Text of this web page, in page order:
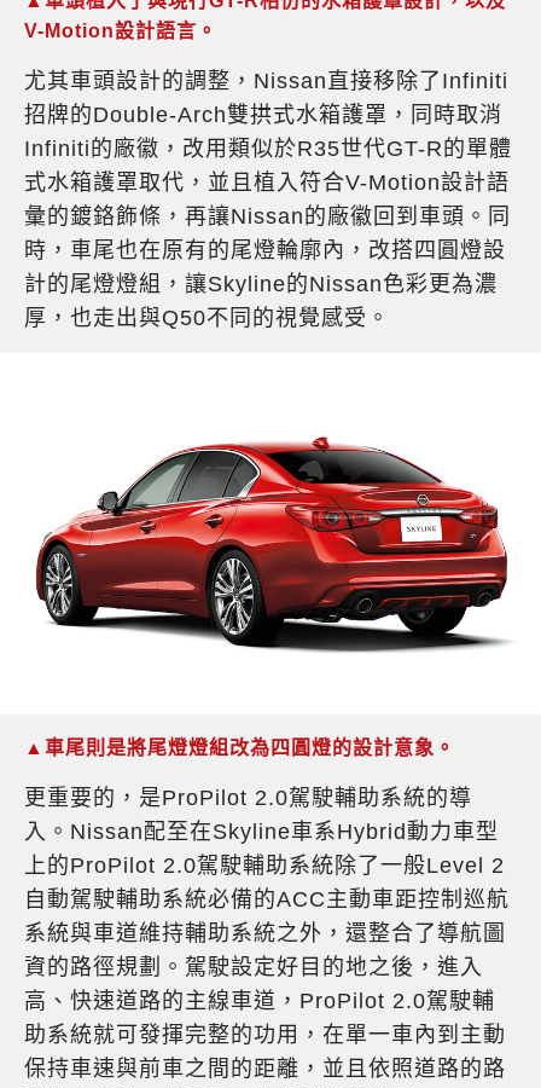
V-Motion設計語言。
尤其車頭設計的調整，Nissan直接移除了Infiniti
招牌的Double-Arch雙拱式水箱護罩，同時取消
Infiniti的廠徽，改用類似於R35世代GT-R的單體
式水箱護罩取代，並且植入符合V-Motion設計語
彙的鍍鉻飾條，再讓Nissan的廠徽回到車頭。同
時，車尾也在原有的尾燈輪廓內，改搭四圓燈設
計的尾燈燈組，讓Skyline的Nissan色彩更為濃
厚，也走出與Q50不同的視覺感受。
▲車尾則是將尾燈燈組改為四圓燈的設計意象。
更重要的，是ProPilot 2.0駕駛輔助系統的導
入。Nissan配至在Skyline車系Hybrid動力車型
上的ProPilot 2.0駕駛輔助系統除了一般Level 2
自動駕駛輔助系統必備的ACC主動車距控制巡航
系統與車道維持輔助系統之外，還整合了導航圖
資的路徑規劃。駕駛設定好目的地之後，進入
高、快速道路的主線車道，ProPilot 2.0駕駛輔
助系統就可發揮完整的功用，在單一車內到主動
保持車速與前車之間的距離，並且依照道路的路